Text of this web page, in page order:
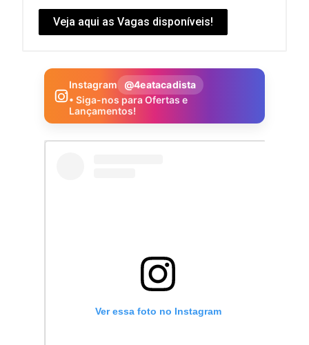
Veja aqui as Vagas disponíveis!
Instagram
@4eatacadista
• Siga-nos para Ofertas e
Lançamentos!
Ver essa foto no Instagram